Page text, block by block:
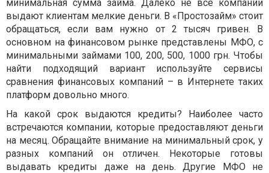
минимальная сумма займа. Далеко не все компании
выдают клиентам мелкие деньги. В «Простозайм» стоит
обращаться, если вам нужно от 2 тысяч гривен. В
основном на финансовом рынке представлены МФО, с
минимальными займами 100, 200, 500, 1000 грн. Чтобы
найти подходящий вариант используйте сервисы
сравнения финансовых компаний – в Интернете таких
платформ довольно много.
На какой срок выдаются кредиты? Наиболее часто
встречаются компании, которые предоставляют деньги
на месяц. Обращайте внимание на минимальный срок, у
разных компаний он отличен. Некоторые готовы
выдавать кредиты даже на день. Другие МФО не